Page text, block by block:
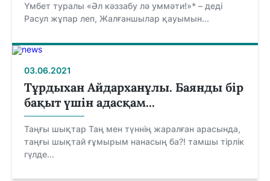
Үмбет туралы «Әл кәззабу лә уммәти!»* – деді
Расул жұпар леп, Жалғаншылар қауымын...
03.06.2021
Тұрдыхан Айдарханұлы. Баянды бір
бақыт үшін адасқам...
Таңғы шықтар Таң мен түннің жаралған арасында,
таңғы шықтай ғұмырым нанасың ба?! тамшы тірлік
гүлде...